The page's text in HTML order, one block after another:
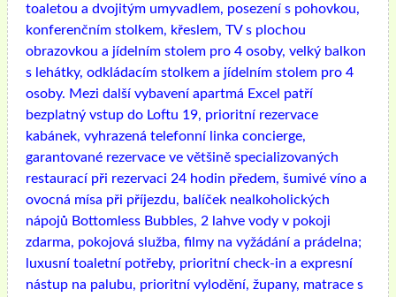
toaletou a dvojitým umyvadlem, posezení s pohovkou,
konferenčním stolkem, křeslem, TV s plochou
obrazovkou a jídelním stolem pro 4 osoby, velký balkon
s lehátky, odkládacím stolkem a jídelním stolem pro 4
osoby. Mezi další vybavení apartmá Excel patří
bezplatný vstup do Loftu 19, prioritní rezervace
kabánek, vyhrazená telefonní linka concierge,
garantované rezervace ve většině specializovaných
restaurací při rezervaci 24 hodin předem, šumivé víno a
ovocná mísa při příjezdu, balíček nealkoholických
nápojů Bottomless Bubbles, 2 lahve vody v pokoji
zdarma, pokojová služba, filmy na vyžádání a prádelna;
luxusní toaletní potřeby, prioritní check-in a expresní
nástup na palubu, prioritní vylodění, župany, matrace s